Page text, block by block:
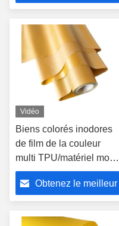
chaussures
Vidéo
Biens colorés inodores
de film de la couleur
multi TPU/matériel mou
pour des sacs à main de
chaussures
Obtenez le meilleur